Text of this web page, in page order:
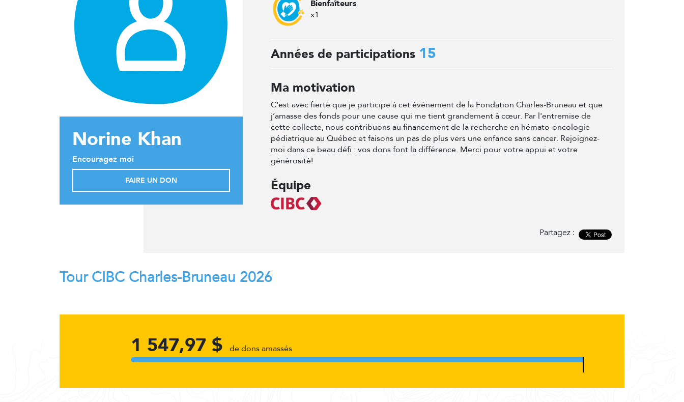
Norine Khan
Encouragez moi
FAIRE UN DON
Bienfaîteurs
x1
Années de participations 15
Ma motivation
C'est avec fierté que je participe à cet événement de la Fondation Charles-Bruneau et que
j’amasse des fonds pour une cause qui me tient grandement à cœur. Par l'entremise de
cette collecte, nous contribuons au financement de la recherche en hémato-oncologie
pédiatrique au Québec et faisons un pas de plus vers une enfance sans cancer. Rejoignez-
moi dans ce beau défi : vos dons font la différence. Merci pour votre appui et votre
générosité!
Équipe
Partagez :
Tour CIBC Charles-Bruneau 2026
1 547,97 $ de dons amassés